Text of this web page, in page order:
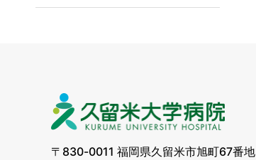
〒830-0011 福岡県久留米市旭町67番地